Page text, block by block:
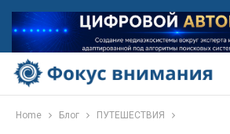
Home Блог ПУТЕШЕСТВИЯ